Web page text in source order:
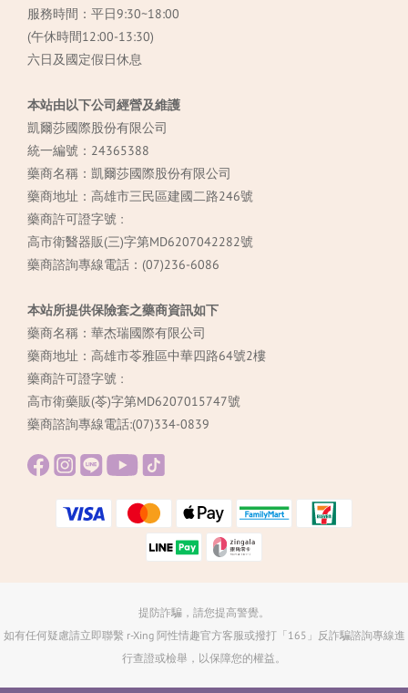
服務時間：平日9:30~18:00
(午休時間12:00-13:30)
六日及國定假日休息
本站由以下公司經營及維護
凱爾莎國際股份有限公司
統一編號：24365388
藥商名稱：凱爾莎國際股份有限公司
藥商地址：高雄市三民區建國二路246號
藥商許可證字號 :
高市衛醫器販(三)字第MD6207042282號
藥商諮詢專線電話：(07)236-6086
本站所提供保險套之藥商資訊如下
藥商名稱：華杰瑞國際有限公司
藥商地址：高雄市苓雅區中華四路64號2樓
藥商許可證字號 :
高市衛藥販(苓)字第MD6207015747號
藥商諮詢專線電話:(07)334-0839
提防詐騙，請您提高警覺。
如有任何疑慮請立即聯繫 r-Xing 阿性情趣官方客服或撥打「165」反詐騙諮詢專線進
行查證或檢舉，以保障您的權益。